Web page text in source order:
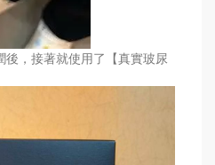
，接著就使用了【真實玻尿